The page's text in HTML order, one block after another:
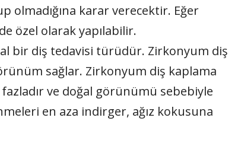
olmadığına karar verecektir. Eğer
özel olarak yapılabilir.
bir diş tedavisi türüdür. Zirkonyum diş
sağlar. Zirkonyum diş kaplama
ve doğal görünümü sebebiyle
en aza indirger, ağız kokusuna